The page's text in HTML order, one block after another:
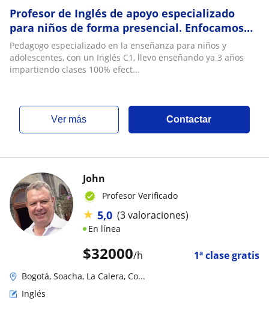
Profesor de Inglés de apoyo especializado
para niños de forma presencial. Enfocamos
un inglés 100% funcional y útil para su futuro
Pedagogo especializado en la enseñanza para niños y
adolescentes, con un Inglés C1, llevo enseñando ya 3 años
impartiendo clases 100% efect...
ver más Contactar
$32000/h 1ª clase gratis
John
Profesor Verificado
★ 5,0 (3 valoraciones)
En línea
Bogotá, Soacha, La Calera, Co...
Inglés